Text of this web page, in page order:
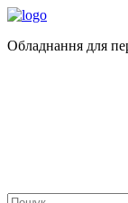
Обладнання для